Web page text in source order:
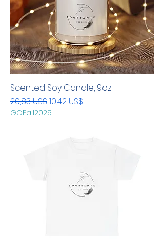
Scented Soy Candle, 9oz
Precio
20,83 US$Precio de oferta
10,42 US$
GOFall2025